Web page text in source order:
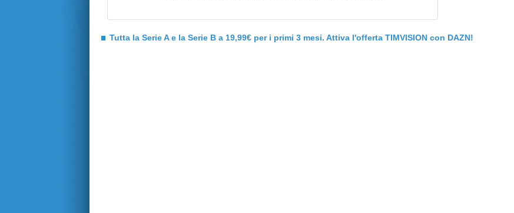
Tutta la Serie A e la Serie B a 19,99€ per i primi 3 mesi. Attiva l'offerta TIMVISION con DAZN!